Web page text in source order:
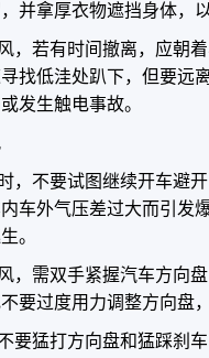
并拿厚衣物遮挡身体，
，若有时间撤离，应朝
找低洼处趴下，但要远
发生触电事故。
，不要试图继续开车避
车外气压差过大而引发
。
，需双手紧握汽车方向
要过度用力调整方向盘
要猛打方向盘和猛踩刹